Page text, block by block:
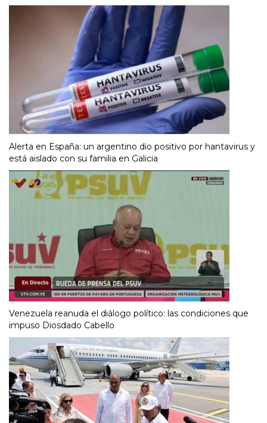
Alerta en España: un argentino dio positivo por hantavirus y
está aislado con su familia en Galicia
Venezuela reanuda el diálogo político: las condiciones que
impuso Diosdado Cabello